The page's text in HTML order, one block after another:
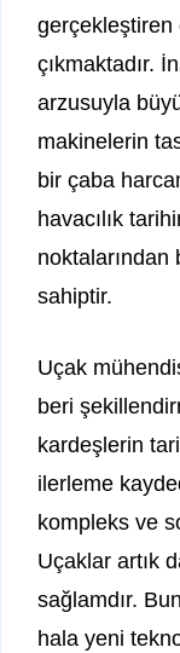
gerçekleştiren
çıkmaktadır.
arzusuyla
makinelerin
bir çaba
havacılık
sahiptir.
Uçak
beri
kardeşlerin
ilerleme
kompleks ve
Uçaklar artık
sağlamdır.
hala yeni